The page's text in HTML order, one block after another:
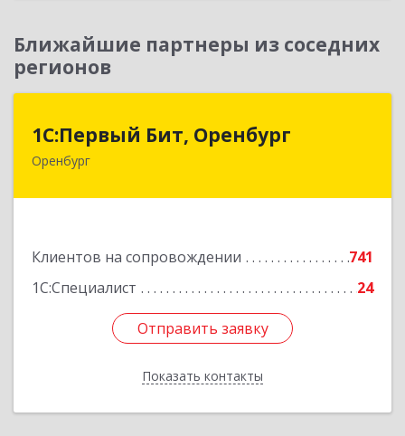
Ближайшие партнеры из соседних
регионов
1С:Первый Бит, Оренбург
Оренбург
Клиентов на сопровождении
741
1С:Специалист
24
Отправить заявку
Показать контакты
1С:Первый Бит, Оренбург
460044, Оренбургская обл, Оренбург, Березка
Отправить заявку
Назад